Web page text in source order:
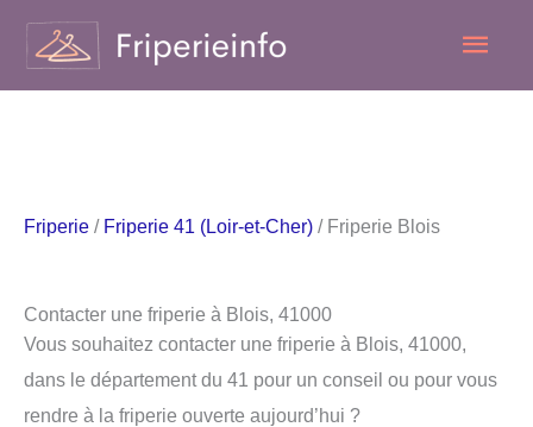
contenu
Friperie / Friperie 41 (Loir-et-Cher) / Friperie Blois
Contacter une friperie à Blois, 41000
Vous souhaitez contacter une friperie à Blois, 41000,
dans le département du 41 pour un conseil ou pour vous
rendre à la friperie ouverte aujourd’hui ?